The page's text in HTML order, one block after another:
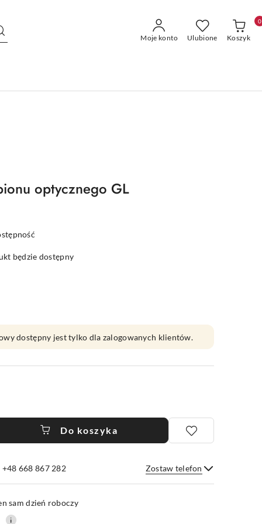
Moje konto Ulubione Koszyk
0
optycznego GL
będzie dostępny
dostępny jest tylko dla zalogowanych klientów.
Do koszyka
668 867 282 Zostaw telefon
Wyślij
sam dzień roboczy